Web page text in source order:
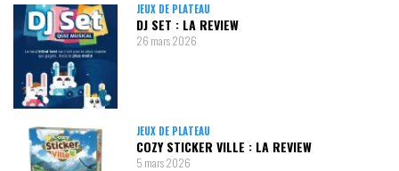
JEUX DE PLATEAU
DJ SET : LA REVIEW
26 mars 2026
JEUX DE PLATEAU
COZY STICKER VILLE : LA REVIEW
5 mars 2026